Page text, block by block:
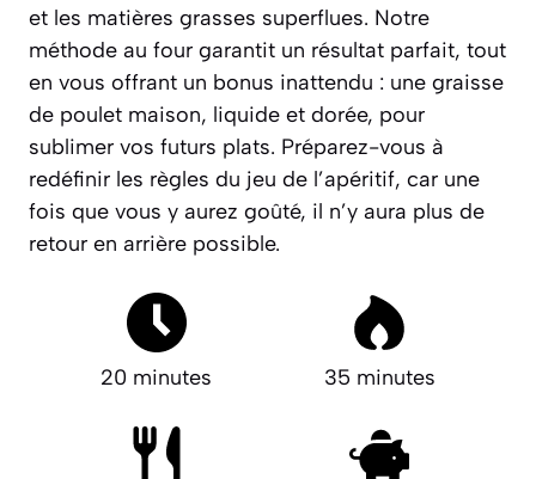
et les matières grasses superflues. Notre
méthode au four garantit un résultat parfait, tout
en vous offrant un bonus inattendu : une graisse
de poulet maison, liquide et dorée, pour
sublimer vos futurs plats. Préparez-vous à
redéfinir les règles du jeu de l’apéritif, car une
fois que vous y aurez goûté, il n’y aura plus de
retour en arrière possible.
20 minutes 35 minutes